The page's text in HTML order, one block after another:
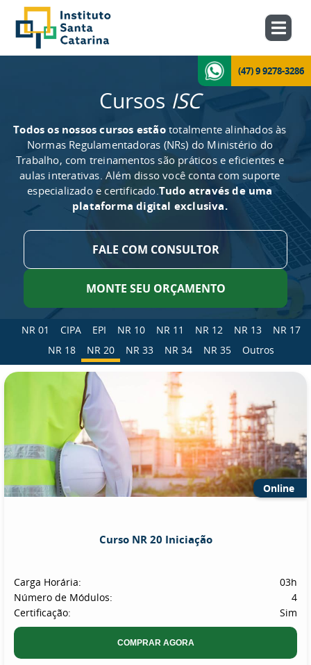
(47) 9 9278-3286
Cursos ISC
Todos os nossos cursos estãototalmente alinhados às
Normas Regulamentadoras (NRs) do Ministério do
Trabalho, com treinamentos são práticos e eficientes e
aulas interativas. Além disso você conta com suporte
especializado e certificado.Tudo através de uma
plataforma digital exclusiva.
FALE COM CONSULTOR
MONTE SEU ORÇAMENTO
NR 01 CIPA EPI NR 10 NR 11 NR 12 NR 13
NR 17
NR 18
NR 20 NR 33 NR 34 NR 35 Outros
Online
Curso NR 20 Iniciação
Carga Horária:
03h
Número de Módulos:
4
Certificação:
Sim
COMPRAR AGORA